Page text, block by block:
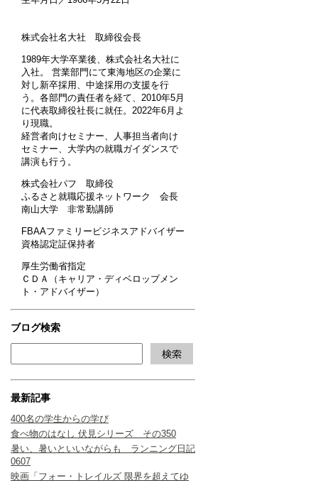
株式会社名大社 取締役会長
1989年大学卒業後、株式会社名大社に
入社。 営業部門にて東海地区の企業に
対し新卒採用、中途採用の支援を行
う。各部門の責任者を経て、2010年5月
に代表取締役社長に就任。2022年6月よ
り現職。
経営者向けセミナー、人事担当者向け
セミナー、大学内の就職ガイダンスで
講演も行う。
株式会社パフ 取締役
ふるさと就職応援ネットワーク 会長
南山大学 非常勤講師
FBAAファミリービジネスアドバイザー
資格認定証保持者
厚生労働省指定
ＣＤＡ（キャリア・ディベロップメン
ト・アドバイザー）
ブログ検索
最新記事
400名の学生からの学び
食べ物のはなし 伏見シリーズ その350
暑い、暑いといいながらも ランニング日記
0607
映画「フォー・トレイルズ 限界を超えてゆ